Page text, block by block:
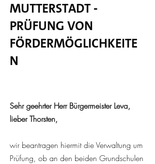
Mutterstadt -
Prüfung von
Fördermöglichkeite
n
Sehr geehrter Herr Bürgermeister Leva,
lieber Thorsten,
wir beantragen hiermit die Verwaltung um
Prüfung, ob an den beiden Grundschulen